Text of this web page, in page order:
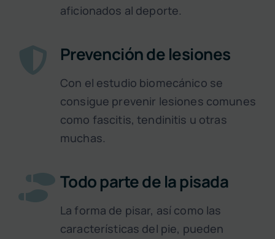
aficionados al deporte.
Prevención de lesiones
Con el estudio biomecánico se
consigue prevenir lesiones comunes
como fascitis, tendinitis u otras
muchas.
Todo parte de la pisada
La forma de pisar, así como las
características del pie, pueden